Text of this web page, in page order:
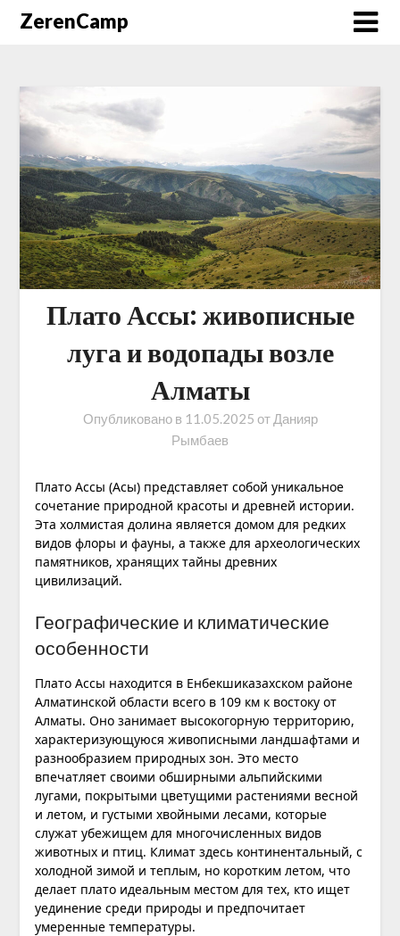
ZerenCamp
Плато Ассы: живописные
луга и водопады возле
Алматы
Опубликовано в 11.05.2025 от Данияр
Рымбаев
Плато Ассы (Асы) представляет собой уникальное
сочетание природной красоты и древней истории.
Эта холмистая долина является домом для редких
видов флоры и фауны, а также для археологических
памятников, хранящих тайны древних
цивилизаций.
Географические и климатические
особенности
Плато Ассы находится в Енбекшиказахском районе
Алматинской области всего в 109 км к востоку от
Алматы. Оно занимает высокогорную территорию,
характеризующуюся живописными ландшафтами и
разнообразием природных зон. Это место
впечатляет своими обширными альпийскими
лугами, покрытыми цветущими растениями весной
и летом, и густыми хвойными лесами, которые
служат убежищем для многочисленных видов
животных и птиц. Климат здесь континентальный, с
холодной зимой и теплым, но коротким летом, что
делает плато идеальным местом для тех, кто ищет
уединение среди природы и предпочитает
умеренные температуры.